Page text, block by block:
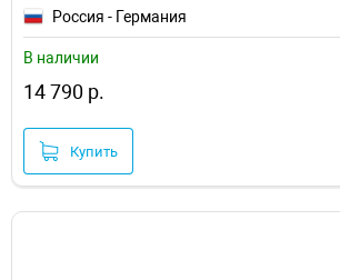
Россия - Германия
В наличии
14 790 р.
Купить